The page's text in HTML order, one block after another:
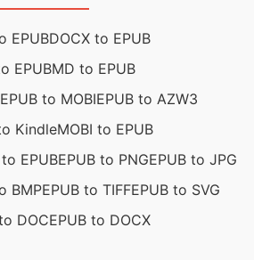
EPUBDOCX to EPUB
EPUBMD to EPUB
EPUB to MOBIEPUB to AZW3
KindleMOBI to EPUB
EPUBEPUB to PNGEPUB to JPG
BMPEPUB to TIFFEPUB to SVG
DOCEPUB to DOCX